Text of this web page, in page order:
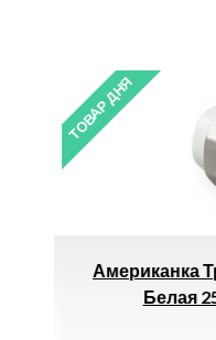
ТОВАР ДНЯ
Американка
Белая